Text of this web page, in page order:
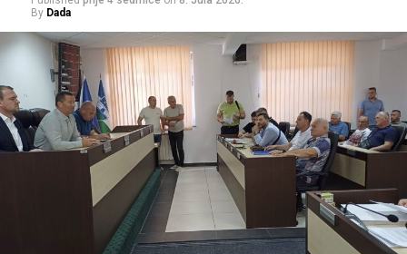
(OSA BiH) i Ministarstva unutrašnjih poslova Unsko-
sanskog kantona.
Share Post
Share
Tweet Share
Mail
By Dada